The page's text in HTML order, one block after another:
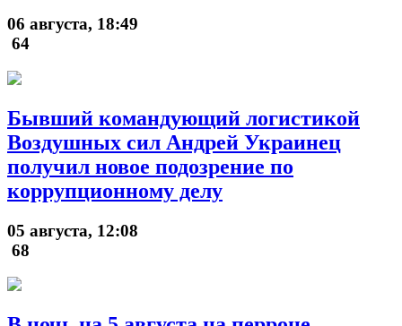
06 августа, 18:49
64
Бывший командующий логистикой
Воздушных сил Андрей Украинец
получил новое подозрение по
коррупционному делу
05 августа, 12:08
68